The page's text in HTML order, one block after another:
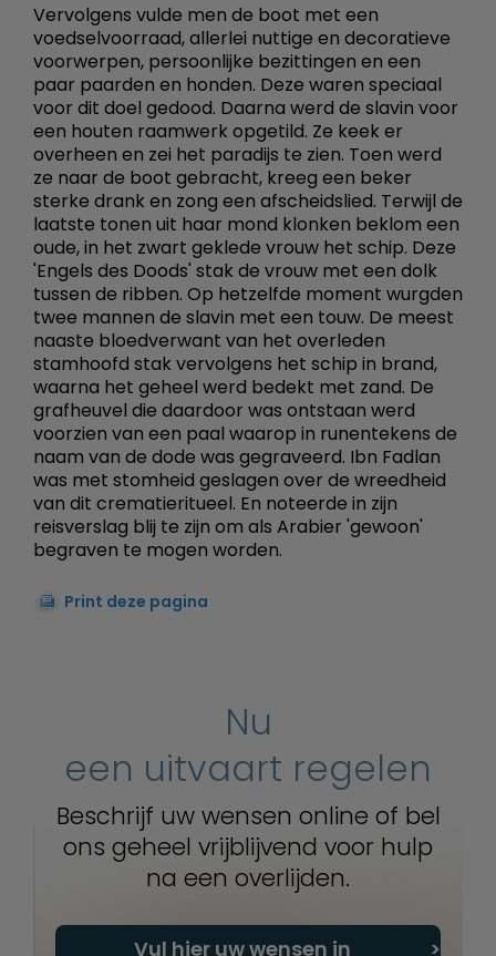
Vervolgens vulde men de boot met een
voedselvoorraad, allerlei nuttige en decoratieve
voorwerpen, persoonlijke bezittingen en een
paar paarden en honden. Deze waren speciaal
voor dit doel gedood. Daarna werd de slavin voor
een houten raamwerk opgetild. Ze keek er
overheen en zei het paradijs te zien. Toen werd
ze naar de boot gebracht, kreeg een beker
sterke drank en zong een afscheidslied. Terwijl de
laatste tonen uit haar mond klonken beklom een
oude, in het zwart geklede vrouw het schip. Deze
'Engels des Doods' stak de vrouw met een dolk
tussen de ribben. Op hetzelfde moment wurgden
twee mannen de slavin met een touw. De meest
naaste bloedverwant van het overleden
stamhoofd stak vervolgens het schip in brand,
waarna het geheel werd bedekt met zand. De
grafheuvel die daardoor was ontstaan werd
voorzien van een paal waarop in runentekens de
naam van de dode was gegraveerd. Ibn Fadlan
was met stomheid geslagen over de wreedheid
van dit crematieritueel. En noteerde in zijn
reisverslag blij te zijn om als Arabier 'gewoon'
begraven te mogen worden.
Print deze pagina
Nu
een uitvaart regelen
Beschrijf uw wensen online of bel
ons geheel vrijblijvend voor hulp
na een overlijden.
Vul hier uw wensen in